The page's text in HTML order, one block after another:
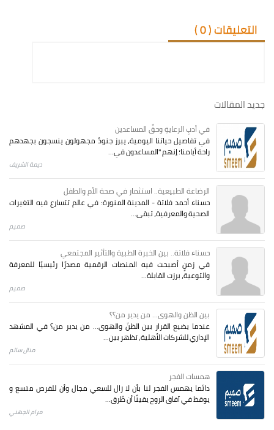
التعليقات (0
)
جديد المقالات
في أدبِ الرعايةِ وحقِّ المساعدين
في تفاصيل حياتنا اليومية، يبرز جنودٌ مجهولون ينسجون بجهدهم
راحة أيامنا؛ إنهم "المساعدون في...
ديمة الشريف
الرضاعة الطبيعية.. استثمار في صحة الأم والطفل
حسناء أحمد فلاتة - المدينة المنورة: في عالم تتسارع فيه التغيرات
الصحية والمعرفية، تبقى...
صميم
حسناء فلاتة.. بين الخبرة الطبية والتأثير المجتمعي
في زمنٍ أصبحت فيه المنصات الرقمية مصدرًا رئيسيًا للمعرفة
والتوعية، برزت القابلة...
صميم
بين الظن والهوى... من يدير من؟؟
عندما يضيع القرار بين الظنّ والهوى… من يدير من؟ في المشهد
الإداري للشركات الأهلية، تظهر بين...
منال سالم
همسات الفجر
دائما يهمس الفجر لنا بأن لا زال للسعي مجال وأن للفرص متسع و
يوقظ في آفاق الروح يقينًا أن طُرق...
مرام الجهني